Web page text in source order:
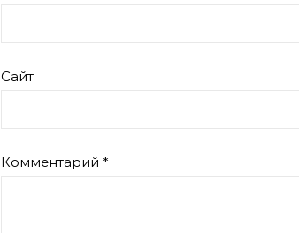
Сайт
Комментарий *